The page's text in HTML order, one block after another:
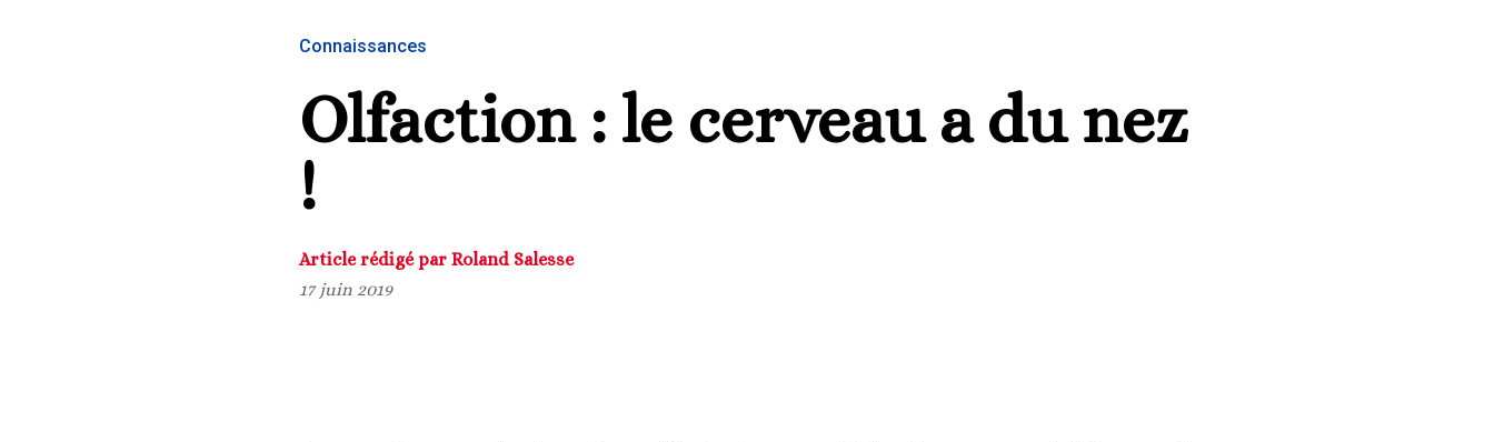
Connaissances
Olfaction : le cerveau a du nez
!
Article rédigé par Roland Salesse
17 juin 2019